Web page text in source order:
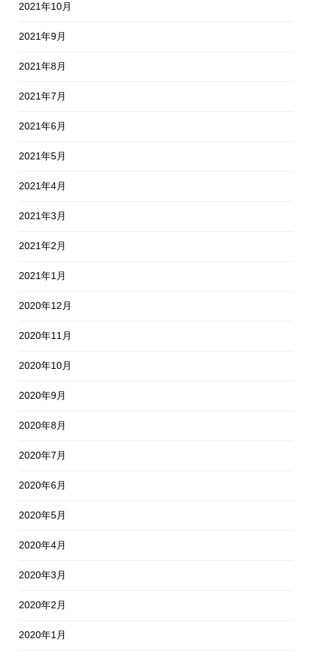
2021年10月
2021年9月
2021年8月
2021年7月
2021年6月
2021年5月
2021年4月
2021年3月
2021年2月
2021年1月
2020年12月
2020年11月
2020年10月
2020年9月
2020年8月
2020年7月
2020年6月
2020年5月
2020年4月
2020年3月
2020年2月
2020年1月